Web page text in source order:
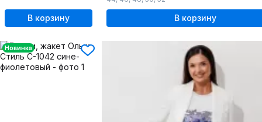
В корзину В корзину
Новинка